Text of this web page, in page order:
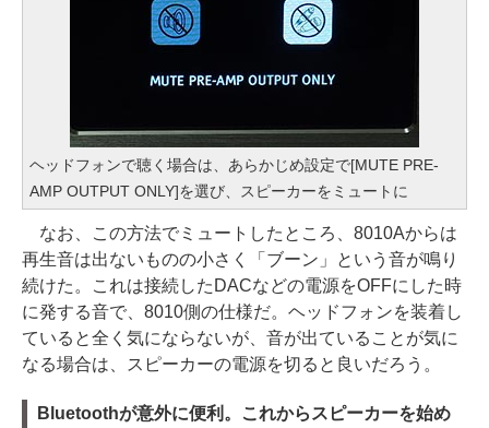
ヘッドフォンで聴く場合は、あらかじめ設定で[MUTE PRE-
AMP OUTPUT ONLY]を選び、スピーカーをミュートに
なお、この方法でミュートしたところ、8010Aからは
再生音は出ないものの小さく「ブーン」という音が鳴り
続けた。これは接続したDACなどの電源をOFFにした時
に発する音で、8010側の仕様だ。ヘッドフォンを装着し
ていると全く気にならないが、音が出ていることが気に
なる場合は、スピーカーの電源を切ると良いだろう。
Bluetoothが意外に便利。これからスピーカーを始め